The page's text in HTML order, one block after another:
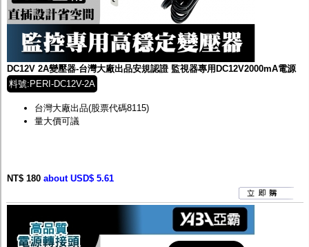
DC12V 2A變壓器-台灣大廠出品安規認證 監視器專用DC12V2000mA電源
料號:PERI-DC12V-2A
台灣大廠出品(股票代碼8115)
量大價可議
NT$ 180 about USD$ 5.61